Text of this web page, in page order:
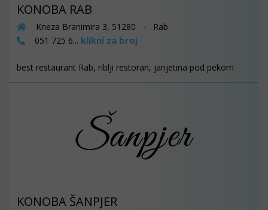
KONOBA RAB
Kneza Branimira 3, 51280 - Rab
051 725 6... klikni za broj
best restaurant Rab, riblji restoran, janjetina pod pekom
KONOBA ŠANPJER